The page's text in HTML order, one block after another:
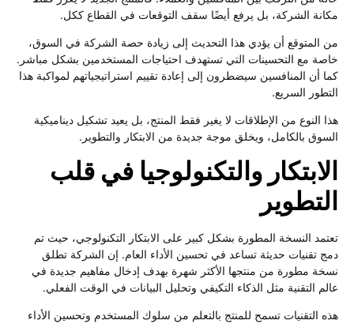
مكانة الشركة، بل يرفع أيضًا سقف التوقعات في القطاع ككل.
من المتوقع أن يؤدي هذا التحديث إلى زيادة حصة الشركة في السوق،
خاصة مع التحسينات التي تستهدف احتياجات المستخدمين بشكل مباشر.
كما أن المنافسين سيضطرون إلى إعادة تقييم استراتيجياتهم لمواكبة هذا
التطور السريع.
هذا النوع من الإطلاقات لا يغير فقط المنتج، بل يعيد تشكيل ديناميكية
السوق بالكامل، ويخلق موجة جديدة من الابتكار والتطوير.
الابتكار والتكنولوجيا في قلب
التطوير
تعتمد النسخة المطورة بشكل كبير على الابتكار التكنولوجي، حيث تم
دمج تقنيات حديثة تساعد في تحسين الأداء العام. إن الشركة تطلق
نسخة مطورة من منتجها الأكثر شهرة بهدف إدخال مفاهيم جديدة في
عالم التقنية مثل الذكاء التكيفي وتحليل البيانات في الوقت الفعلي.
هذه التقنيات تسمح للمنتج بالتعلم من سلوك المستخدم وتحسين الأداء